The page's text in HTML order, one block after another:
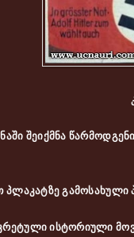
შეიქმნა
გამოსახული
ისტორიული